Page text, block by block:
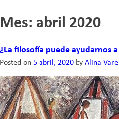
to
content
Mes: abril 2020
¿La filosofía puede ayudarnos
Posted on 5 abril, 2020 by Alina